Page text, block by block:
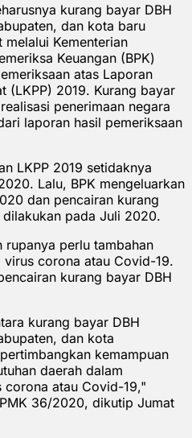
kurang bayar DBH
dan kota baru
Kementerian
Keuangan (BPK)
atas Laporan
(LKPP) 2019. Kurang bayar
penerimaan negara
laporan hasil pemeriksaan
LKPP 2019 setidaknya
Lalu, BPK mengeluarkan
dan pencairan kurang
pada Juli 2020.
rupanya perlu tambahan
corona atau Covid-19.
kurang bayar DBH
kurang bayar DBH
dan kota
kemampuan
daerah dalam
corona atau Covid-19,"
36/2020, dikutip Jumat